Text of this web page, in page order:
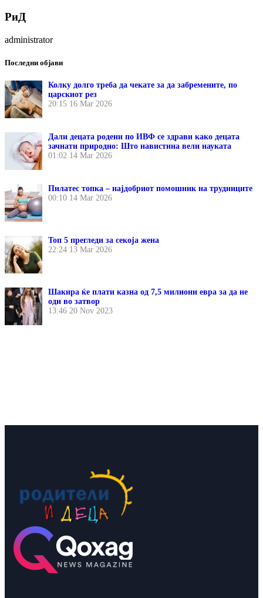
РиД
administrator
Последни објави
Колку долго треба да чекате за да забремените, по
царскиот рез
20:15 16 Mar 2026
Дали децата родени по ИВФ се здрави како децата
зачнати природно: Што навистина вели науката
01:02 14 Mar 2026
Пилатес топка – најдобриот помошник на трудниците
00:10 14 Mar 2026
Топ 5 прегледи за секоја жена
22:24 13 Mar 2026
Шакира ќе плати казна од 7,5 милиони евра за да не
оди во затвор
13:46 20 Nov 2023